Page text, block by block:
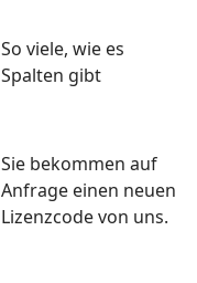
So viele, wie es
Spalten gibt
Sie bekommen auf
Anfrage einen neuen
Lizenzcode von uns.